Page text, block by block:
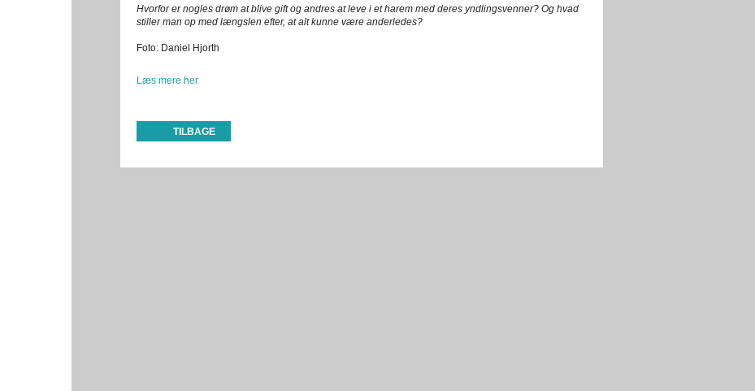
Hvorfor er nogles drøm at blive gift og andres at leve i et harem med deres yndlingsvenner? Og hvad
stiller man op med længslen efter, at alt kunne være anderledes?
Foto: Daniel Hjorth
Læs mere her
TILBAGE